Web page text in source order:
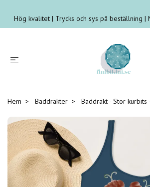
Hög kvalitet | Trycks och sys på beställning |
Hem Baddräkter Baddräkt - Stor kurbits